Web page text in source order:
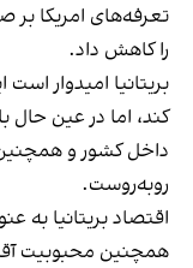
تعرفه‌های امریکا بر
را کاهش داد.
بریتانیا امیدوار
کند، اما در عین
داخل کشور و همچنین
روبه‌روست.
اقتصاد بریتانیا
همچنین محبوبیت